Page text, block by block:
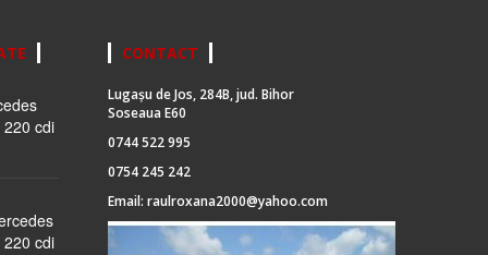
cdi
cdi
CONTACT
Lugașu de Jos, 284B, jud. Bihor
Soseaua E60
0744 522 995
0754 245 242
Email: raulroxana2000@yahoo.com